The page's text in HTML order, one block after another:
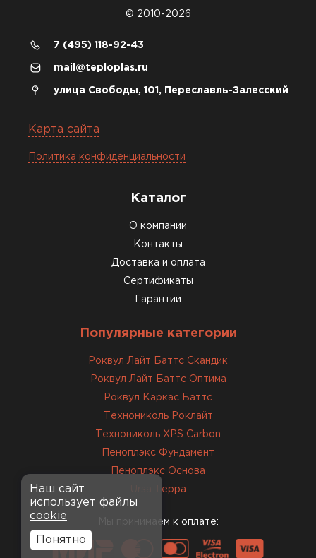
© 2010-2026
7 (495) 118-92-43
mail@teploplas.ru
улица Свободы, 101, Переславль-Залесский
Карта сайта
Политика конфиденциальности
Каталог
О компании
Контакты
Доставка и оплата
Сертификаты
Гарантии
Популярные категории
Роквул Лайт Баттс Скандик
Роквул Лайт Баттс Оптима
Роквул Каркас Баттс
Технониколь Роклайт
Технониколь XPS Carbon
Пеноплэкс Фундамент
Пеноплэкс Основа
Ursa Терра
Мы принимаем к оплате:
Наш сайт
использует файлы
cookie
Понятно